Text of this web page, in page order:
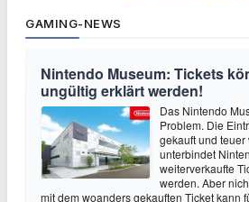
GAMING-NEWS
Nintendo Museum: Tickets
ungültig erklärt werden!
Das Nintendo
Problem. Die
gekauft und
unterbindet
weiterverkaufte
werden. Aber
mit dem woanders gekauften Ticket kann